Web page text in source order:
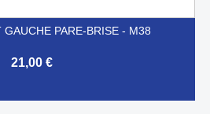
GAUCHE PARE-BRISE - M38
21,00 €